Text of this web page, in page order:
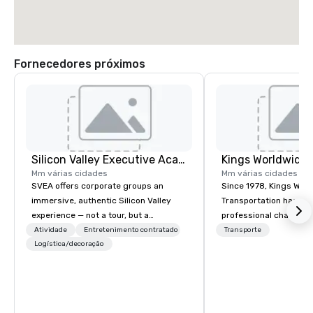
Fornecedores próximos
Silicon Valley Executive Academy
Mm várias cidades
SVEA offers corporate groups an
immersive, authentic Silicon Valley
experience — not a tour, but a
transformation. We design and
facilitate custom executive innovation
Atividade
Entretenimento contratado
Logística/decoração
Mm várias cidades
Since 1978, Kings
Transportation has
professional
transportation
Transporte